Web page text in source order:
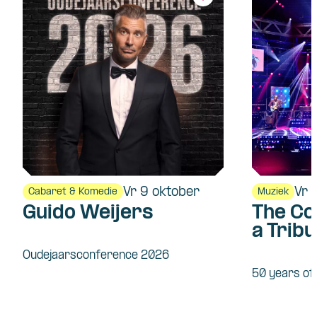
Cabaret & Komedie Vr 9 oktober
Guido Weijers
Oudejaarsconference 2026
Muziek Vr
The
a
50 years of